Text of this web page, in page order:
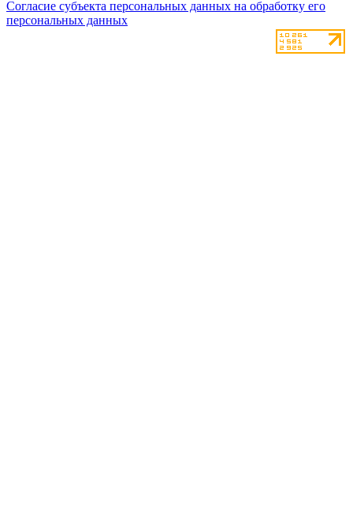
Согласие субъекта персональных данных на обработку его
персональных данных